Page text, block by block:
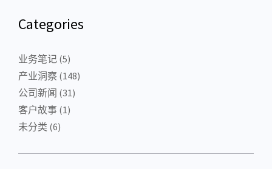
Categories
业务笔记 (5)
产业洞察 (148)
公司新闻 (31)
客户故事 (1)
未分类 (6)